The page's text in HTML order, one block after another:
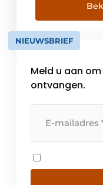
NIEUWSBRIEF
Meld u aan
ontvangen.